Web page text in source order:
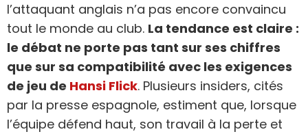
l’attaquant anglais n’a pas encore convaincu
tout le monde au club. La tendance est claire :
le débat ne porte pas tant sur ses chiffres
que sur sa compatibilité avec les exigences
de jeu de Hansi Flick. Plusieurs insiders, cités
par la presse espagnole, estiment que, lorsque
l’équipe défend haut, son travail à la perte et